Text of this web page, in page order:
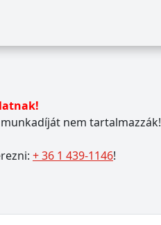
nem tartalmazzák!
+ 36 1 439-1146!